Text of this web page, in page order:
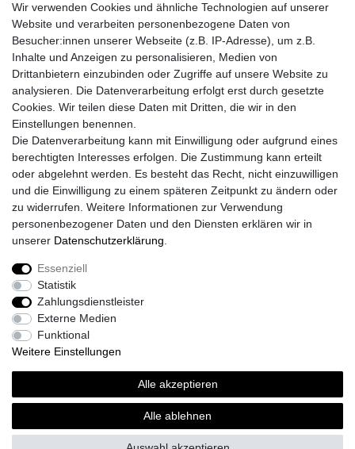
Kontakt
Unsere Öffnungszeiten
Facebook
Instagram
Mein Konto
Registrieren
Login
Unsere Shop´s
Fliesenmarkt Ochtrup
Fliesenmarkt Borken
Fliesenmarkt Bocholt
Widerrufs­recht
Daten­schutz­erklärung
Wir verwenden Cookies und ähnliche Technologien auf unserer
Website und verarbeiten personenbezogene Daten von
Besucher:innen unserer Webseite (z.B. IP-Adresse), um z.B.
Inhalte und Anzeigen zu personalisieren, Medien von
Drittanbietern einzubinden oder Zugriffe auf unsere Website zu
analysieren. Die Datenverarbeitung erfolgt erst durch gesetzte
Cookies. Wir teilen diese Daten mit Dritten, die wir in den
Einstellungen benennen.
Die Datenverarbeitung kann mit Einwilligung oder aufgrund eines
berechtigten Interesses erfolgen. Die Zustimmung kann erteilt
oder abgelehnt werden. Es besteht das Recht, nicht einzuwilligen
und die Einwilligung zu einem späteren Zeitpunkt zu ändern oder
zu widerrufen. Weitere Informationen zur Verwendung
personenbezogener Daten und den Diensten erklären wir in
unserer Daten­schutz­erklärung
Essenziell
Statistik
Zahlungsdienstleister
Externe Medien
Funktional
Weitere Einstellungen
Alle akzeptieren
Alle ablehnen
© Copyright 2026 | Alle Rechte vorbehalten.
Realisierung und Umsetzung bye